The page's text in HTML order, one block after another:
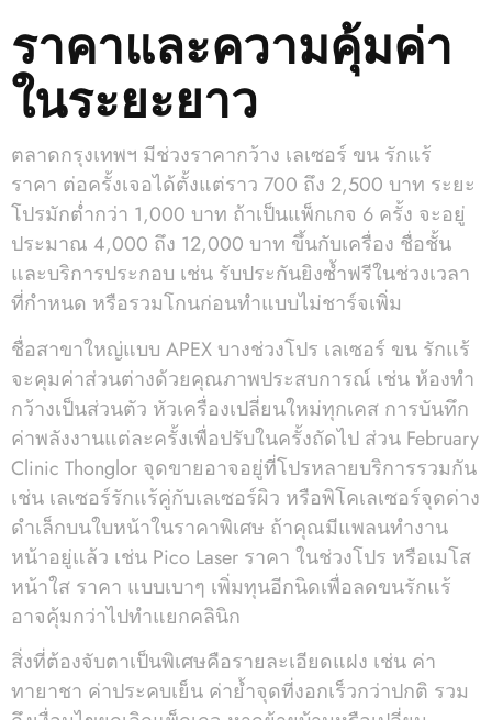
ราคาและความคุ้มค่า
ในระยะยาว
ตลาดกรุงเทพฯ มีช่วงราคากว้าง เลเซอร์ ขน รักแร้
ราคา ต่อครั้งเจอได้ตั้งแต่ราว 700 ถึง 2,500 บาท ระยะ
โปรมักต่ำกว่า 1,000 บาท ถ้าเป็นแพ็กเกจ 6 ครั้ง จะอยู่
ประมาณ 4,000 ถึง 12,000 บาท ขึ้นกับเครื่อง ชื่อชั้น
และบริการประกอบ เช่น รับประกันยิงซ้ำฟรีในช่วงเวลา
ที่กำหนด หรือรวมโกนก่อนทำแบบไม่ชาร์จเพิ่ม
ชื่อสาขาใหญ่แบบ APEX บางช่วงโปร เลเซอร์ ขน รักแร้
จะคุมค่าส่วนต่างด้วยคุณภาพประสบการณ์ เช่น ห้องทำ
กว้างเป็นส่วนตัว หัวเครื่องเปลี่ยนใหม่ทุกเคส การบันทึก
ค่าพลังงานแต่ละครั้งเพื่อปรับในครั้งถัดไป ส่วน February
Clinic Thonglor จุดขายอาจอยู่ที่โปรหลายบริการรวมกัน
เช่น เลเซอร์รักแร้คู่กับเลเซอร์ผิว หรือพิโคเลเซอร์จุดด่าง
ดำเล็กบนใบหน้าในราคาพิเศษ ถ้าคุณมีแพลนทำงาน
หน้าอยู่แล้ว เช่น Pico Laser ราคา ในช่วงโปร หรือเมโส
หน้าใส ราคา แบบเบาๆ เพิ่มทุนอีกนิดเพื่อลดขนรักแร้
อาจคุ้มกว่าไปทำแยกคลินิก
สิ่งที่ต้องจับตาเป็นพิเศษคือรายละเอียดแฝง เช่น ค่า
ทายาชา ค่าประคบเย็น ค่าย้ำจุดที่งอกเร็วกว่าปกติ รวม